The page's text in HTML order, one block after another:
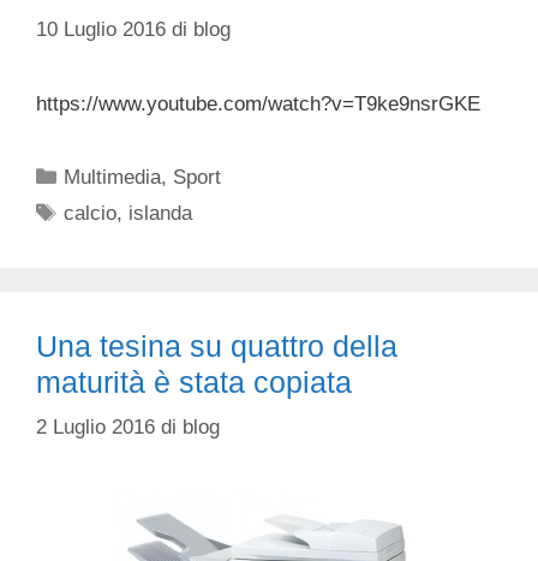
10 Luglio 2016 di blog
https://www.youtube.com/watch?v=T9ke9nsrGKE
Categorie
Multimedia, Sport
Tag
calcio, islanda
Una tesina su quattro della
maturità è stata copiata
2 Luglio 2016 di blog